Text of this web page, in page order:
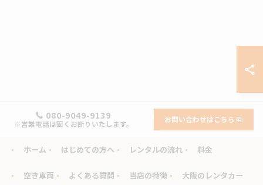
080-9049-9139
※営業電話は固くお断りいたします。
お問い合わせはこちら
ホーム はじめての方へ レンタルの流れ 料金
空き車両 よくある質問 当店の特徴 大阪のレンタカー